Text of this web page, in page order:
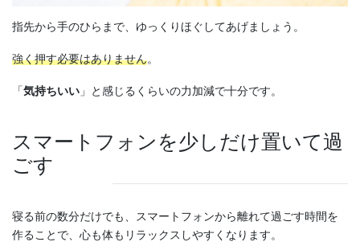
指先から手のひらまで、ゆっくりほぐしてあげましょう。
強く押す必要はありません。
「気持ちいい 」と感じるくらいの力加減で十分です。
スマートフォンを少しだけ置いて過
ごす
寝る前の数分だけでも、スマートフォンから離れて過ごす時間を
作ることで、心も体もリラックスしやすくなります。